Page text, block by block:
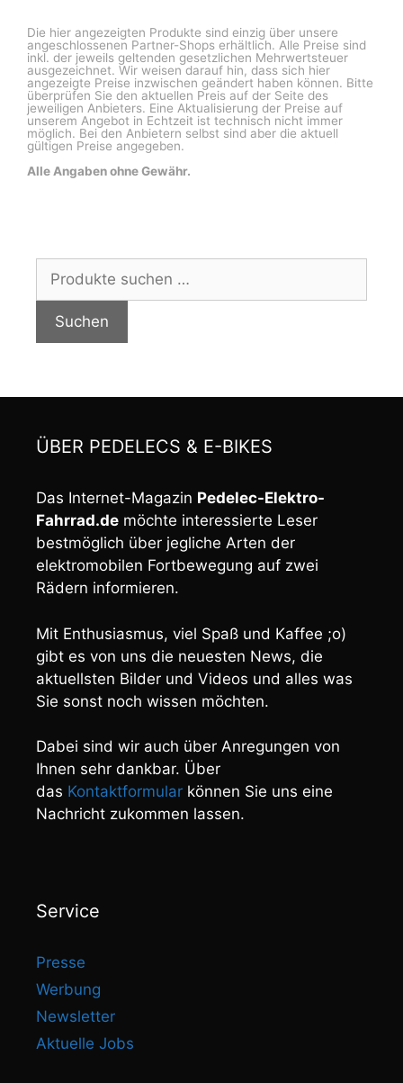
Die hier angezeigten Produkte sind einzig über unsere
angeschlossenen Partner-Shops erhältlich. Alle Preise sind
inkl. der jeweils geltenden gesetzlichen Mehrwertsteuer
ausgezeichnet. Wir weisen darauf hin, dass sich hier
angezeigte Preise inzwischen geändert haben können. Bitte
überprüfen Sie den aktuellen Preis auf der Seite des
jeweiligen Anbieters. Eine Aktualisierung der Preise auf
unserem Angebot in Echtzeit ist technisch nicht immer
möglich. Bei den Anbietern selbst sind aber die aktuell
gültigen Preise angegeben.
Alle Angaben ohne Gewähr.
Suchen
Suchen
ÜBER PEDELECS & E-BIKES
Das Internet-Magazin Pedelec-Elektro-
Fahrrad.de möchte interessierte Leser
bestmöglich über jegliche Arten der
elektromobilen Fortbewegung auf zwei
Rädern informieren.
Mit Enthusiasmus, viel Spaß und Kaffee ;o)
gibt es von uns die neuesten News, die
aktuellsten Bilder und Videos und alles was
Sie sonst noch wissen möchten.
Dabei sind wir auch über Anregungen von
Ihnen sehr dankbar. Über
das Kontaktformular können Sie uns eine
Nachricht zukommen lassen.
Service
Presse
Werbung
Newsletter
Aktuelle Jobs